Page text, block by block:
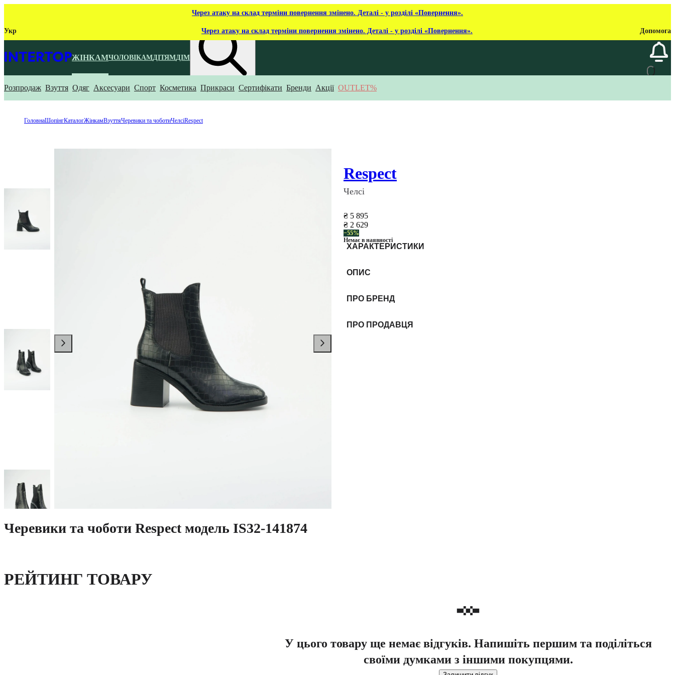
Через атаку на склад терміни повернення змінено. Деталі - у розділі «Повернення».
Укр Через атаку на склад терміни повернення змінено. Деталі - у розділі «Повернення». Допомога
ЖІНКАМЧОЛОВІКАМДІТЯМДІМ
Що ти шукаєш?
Розпродаж Взуття Одяг Аксесуари Спорт Косметика Прикраси Сертифікати Бренди Акції OUTLET%
ГоловнаШопінгКаталогЖінкамВзуттяЧеревики та чоботиЧелсіRespect
Respect
Челсі
₴ 5 895
₴ 2 629
−55%
Немає в наявності
ХАРАКТЕРИСТИКИ
ОПИС
ПРО БРЕНД
ПРО ПРОДАВЦЯ
Черевики та чоботи Respect модель IS32-141874
РЕЙТИНГ ТОВАРУ
У цього товару ще немає відгуків. Напишіть першим та поділіться
своїми думками з іншими покупцями.